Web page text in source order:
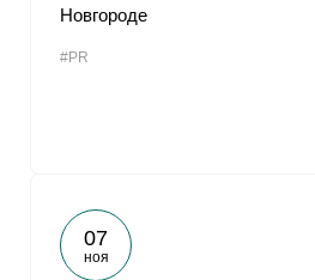
Новгороде
#PR
07
ноя